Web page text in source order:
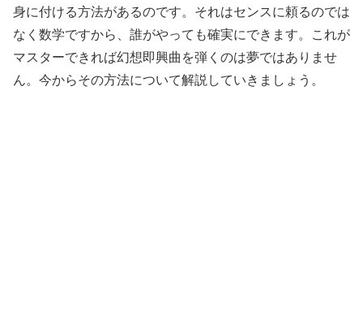
身に付ける方法があるのです。それはセンスに頼るのでは
なく数学ですから、誰がやっても確実にできます。これが
マスターできれば幻想即興曲を弾くのは夢ではありませ
ん。今からその方法について解説していきましょう。